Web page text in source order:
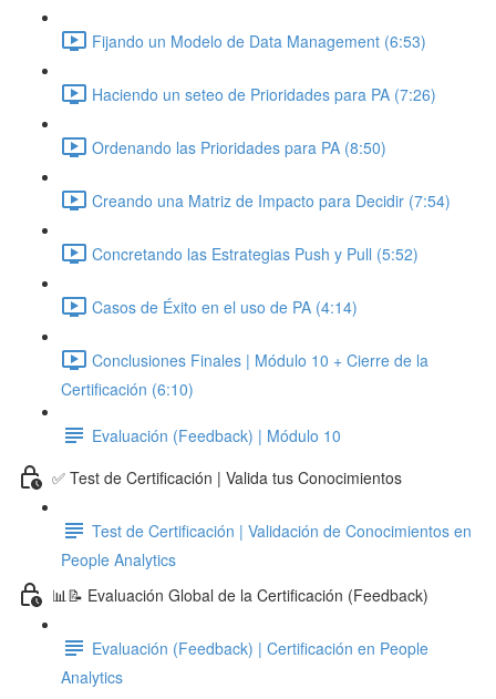
Fijando un Modelo de Data Management (6:53)
Haciendo un seteo de Prioridades para PA (7:26)
Ordenando las Prioridades para PA (8:50)
Creando una Matriz de Impacto para Decidir (7:54)
Concretando las Estrategias Push y Pull (5:52)
Casos de Éxito en el uso de PA (4:14)
Conclusiones Finales | Módulo 10 + Cierre de la
Certificación (6:10)
Evaluación (Feedback) | Módulo 10
✅ Test de Certificación | Valida tus Conocimientos
Test de Certificación | Validación de Conocimientos en
People Analytics
📊📝 Evaluación Global de la Certificación (Feedback)
Evaluación (Feedback) | Certificación en People
Analytics